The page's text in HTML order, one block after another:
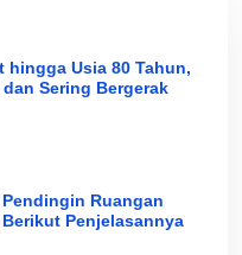
hingga Usia 80 Tahun,
Sering Bergerak
Ruangan
Penjelasannya